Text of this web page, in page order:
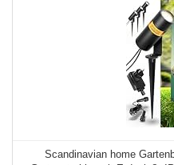
Scandinavian home